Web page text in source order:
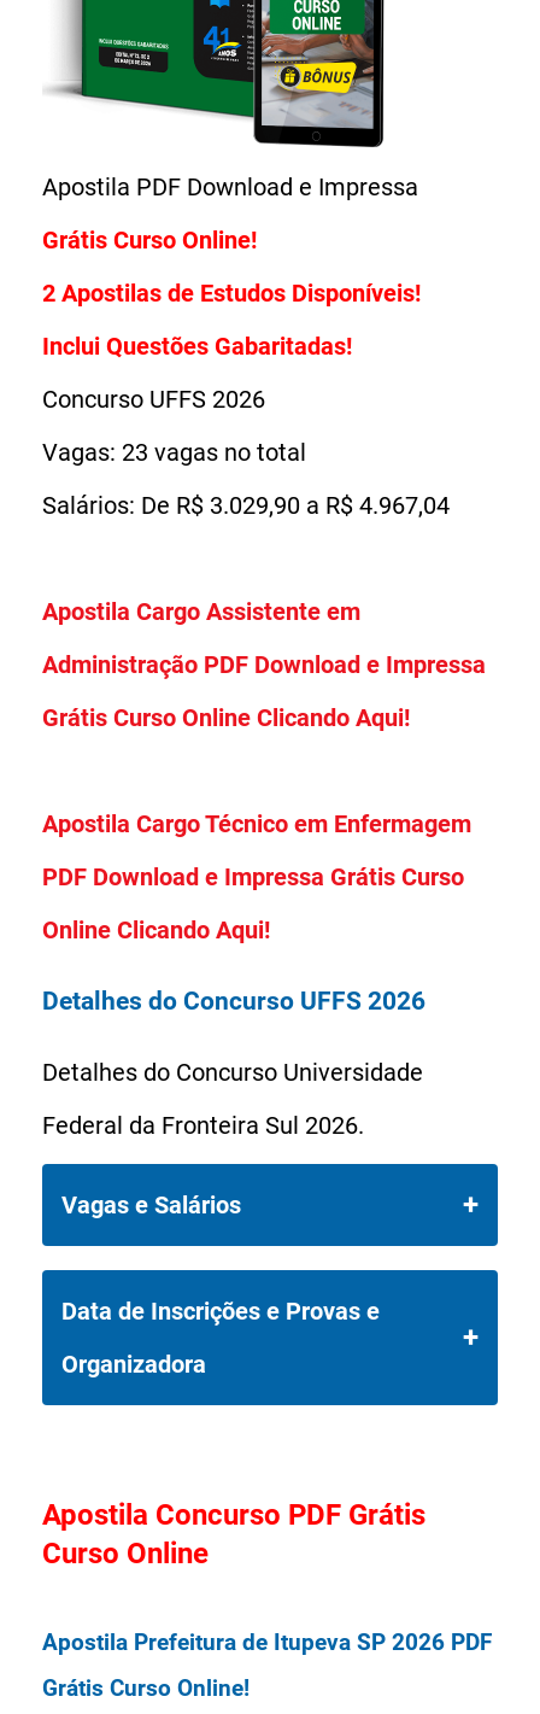
Grátis Curso Online!
2 Apostilas de Estudos Disponíveis!
Inclui Questões Gabaritadas!
Concurso UFFS 2026
Vagas: 23 vagas no total
Salários: De R$ 3.029,90 a R$ 4.967,04
Apostila Cargo Assistente em
Administração PDF Download e Impressa
Grátis Curso Online Clicando Aqui!
Apostila Cargo Técnico em Enfermagem
PDF Download e Impressa Grátis Curso
Online Clicando Aqui!
Detalhes do Concurso UFFS 2026
Detalhes do Concurso Universidade
Federal da Fronteira Sul 2026.
Vagas e Salários
O Concurso UFFS 2026 da
Universidade Federal da Fronteira Sul
disponibiliza 23 vagas diretas, assim
Laboratório/Área: Biologia (1); Técnico
Técnico de Laboratório/Área:
Agronomia (1); Técnico em
Data de Inscrições e Provas e
Organizadora
realizada em 17/05/2026, nas cidades
de Chapecó (SC), Cerro Largo (RS) e
Apostila Concurso PDF Grátis
Curso Online
Apostila Prefeitura de Itupeva SP 2026 PDF
Grátis Curso Online!